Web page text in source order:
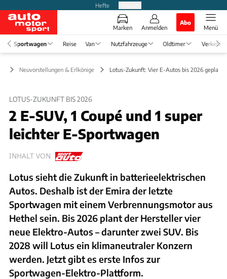
Hefte
Marken Anmelden
Abo
Menü
Sportwagen Reise Van Nutzfahrzeuge Oldtimer Verkehr
Neuvorstellungen & Erlkönige Lotus-Zukunft: Vier E-Autos bis 2026 geplant
LOTUS-ZUKUNFT BIS 2026
2 E-SUV, 1 Coupé und 1 super
leichter E-Sportwagen
INHALT VON
Lotus sieht die Zukunft in batterieelektrischen
Autos. Deshalb ist der Emira der letzte
Sportwagen mit einem Verbrennungsmotor aus
Hethel sein. Bis 2026 plant der Hersteller vier
neue Elektro-Autos – darunter zwei SUV. Bis
2028 will Lotus ein klimaneutraler Konzern
werden. Jetzt gibt es erste Infos zur
Sportwagen-Elektro-Plattform.